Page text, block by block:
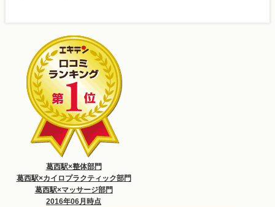
葛西駅×整体部門
葛西駅×カイロプラクティック部門
葛西駅×マッサージ部門
2016年06月時点